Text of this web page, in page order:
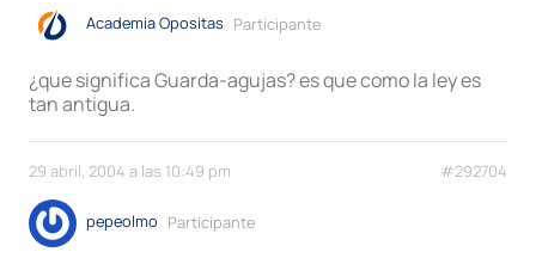
Academia Opositas Participante
¿que significa Guarda-agujas? es que como la ley es
tan antigua.
29 abril, 2004 a las 10:49 pm #292704
pepeolmo Participante